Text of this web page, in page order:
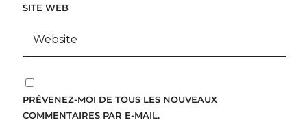
SITE WEB
PRÉVENEZ-MOI DE TOUS LES NOUVEAUX
COMMENTAIRES PAR E-MAIL.